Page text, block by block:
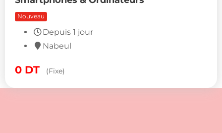
Smartphones & Ordinateurs
Nouveau
DT (Fixe)